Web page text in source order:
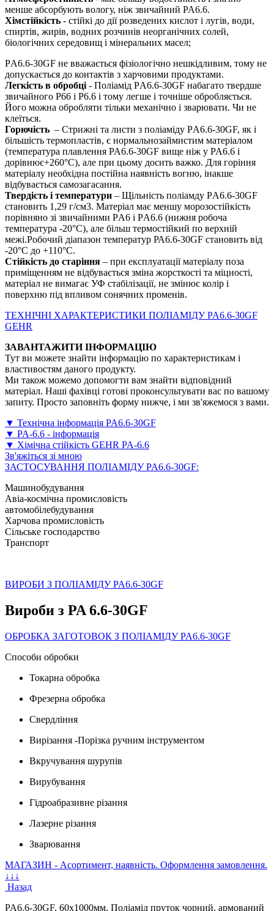
менше абсорбують вологу, ніж звичайний PA6.6.
Хімстійкість - стійкі до дії розведених кислот і лугів, води,
спиртів, жирів, водних розчинів неорганічних солей,
біологічних середовищ і мінеральних масел;
PА6.6-30GF не вважається фізіологічно нешкідливим, тому не
допускається до контактів з харчовими продуктами.
Легкість в обробці - Поліамід PА6.6-30GF набагато твердше
звичайного P66 і P6.6 і тому легше і точніше обробляється.
Його можна обробляти тільки механічно і зварювати. Чи не
клеїться.
Горючість – Стрижні та листи з поліаміду PА6.6-30GF, як і
більшість термопластів, є нормальнозаймистим матеріалом
(температура плавлення PA6.6-30GF вище ніж у PA6.6 і
дорівнює+260°С), але при цьому досить важко. Для горіння
матеріалу необхідна постійна наявність вогню, інакше
відбувається самозагасання.
Твердість і температури – Щільність поліамду PА6.6-30GF
становить 1,29 г/см3. Матеріал має меншу морозостійкість
порівняно зі звичайними PА6 і PА6.6 (нижня робоча
температура -20°С), але більш термостійкий по верхній
межі.Робочий діапазон температур РА6.6-30GF становить від
-20°С до +110°С.
Стійкість до старіння – при експлуатації матеріалу поза
приміщенням не відбувається зміна жорсткості та міцності,
матеріал не вимагає УФ стабілізації, не змінює колір і
поверхню під впливом сонячних променів.
ТЕХНІЧНІ ХАРАКТЕРИСТИКИ ПОЛІАМІДУ PA6.6-30GF
GEHR
ЗАВАНТАЖИТИ ІНФОРМАЦІЮ
Тут ви можете знайти інформацію по характеристикам і
властивостям даного продукту.
Ми також можемо допомогти вам знайти відповідний
матеріал. Наші фахівці готові проконсультувати вас по вашому
запиту. Просто заповніть форму нижче, і ми зв'яжемося з вами.
▼ Технічна інформація PA6.6-30GF
▼ PA-6.6 - інформація
▼ Хімічна стійкість GEHR PA-6.6
Зв'яжіться зі мною
ЗАСТОСУВАННЯ ПОЛІАМІДУ PA6.6-30GF:
Машинобудування
Авіа-космічна промисловість
автомобілебудування
Харчова промисловість
Сільське господарство
Транспорт
ВИРОБИ З ПОЛІАМІДУ PA6.6-30GF
Вироби з PA 6.6-30GF
ОБРОБКА ЗАГОТОВОК З ПОЛІАМІДУ PA6.6-30GF
Способи обробки
Токарна обробка
Фрезерна обробка
Свердління
Вирізання -Порізка ручним інструментом
Вкручування шурупів
Вирубування
Гідроабразивне різання
Лазерне різання
Зварювання
МАГАЗИН - Асортимент, наявність. Оформлення замовлення.
↓↓↓
Назад
PA6.6-30GF, 60х1000мм, Поліамід пруток чорний, армований